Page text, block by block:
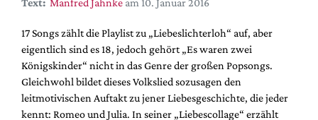
Alle Hefte
Leseproben
Podcast
Service
Shop / Abo
Text: Manfred Jahnke am 10. Januar 2016
17 Songs zählt die Playlist zu „Liebeslichterloh“ auf, aber
eigentlich sind es 18, jedoch gehört „Es waren zwei
Königskinder“ nicht in das Genre der großen Popsongs.
Gleichwohl bildet dieses Volkslied sozusagen den
leitmotivischen Auftakt zu jener Liebesgeschichte, die jeder
kennt: Romeo und Julia. In seiner „Liebescollage“ erzählt